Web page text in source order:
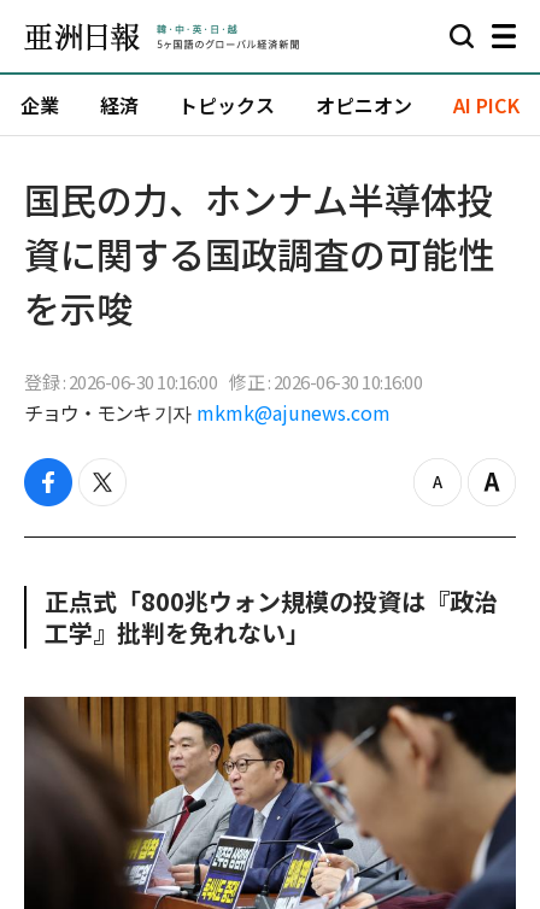
企業 経済 トピックス オピニオン AI PICK
国民の力、ホンナム半導体投
資に関する国政調査の可能性
を示唆
登録 : 2026-06-30 10:16:00 修正 : 2026-06-30 10:16:00
チョウ・モンキ 기자 mkmk@ajunews.com
f
c
o
o
t
i
e
r
z
o
u
Z
o
n
正点式「800兆ウォン規模の投資は『政治
工学』批判を免れない」